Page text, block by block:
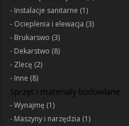
Instalacje sanitarne (1)
Ocieplenia i elewacja (3)
Brukarswo (3)
Dekarstwo (8)
Zlecę (2)
Inne (8)
Sprzęt i materiały budowlane
Wynajmę (1)
Maszyny i narzędzia (1)